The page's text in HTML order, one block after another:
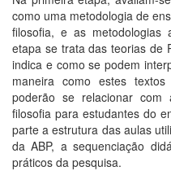
como uma metodologia de
filosofia, e as metodologias
etapa se trata das teorias de
indica e como se podem
maneira como estes
poderão se relacionar
filosofia para estudantes do
parte a estrutura das aulas
da ABP, a sequenciação
práticos da pesquisa.